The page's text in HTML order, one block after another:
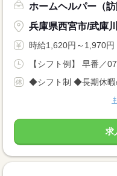
ホームヘルパー（訪
兵庫県西宮市/武庫
時給1,620円～1,970円
【シフト例】 早番／
◆シフト制 ◆長期休暇
求